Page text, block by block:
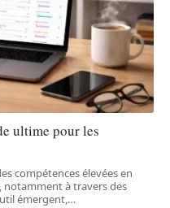
ultime pour les
compétences élevées en
à travers des
émergent,…